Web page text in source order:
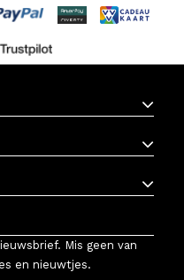
Mis geen van
en nieuwtjes.